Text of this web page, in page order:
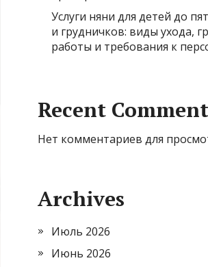
Услуги няни для детей до
и грудничков: виды ухода,
работы и требования к
Recent
Нет комментариев для
Archives
Июль 2026
Июнь 2026